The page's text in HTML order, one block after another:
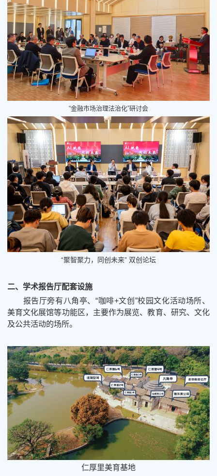
“金融市场治理法治化”研讨会
“聚智聚力，同创未来” 双创论坛
二、学术报告厅配套设施
报告厅旁有八角亭、“咖啡+文创”校园文化活动场所、
美育文化展馆等功能区，主要作为展览、教育、研究、文化
及公共活动的场所。
仁厚里美育基地